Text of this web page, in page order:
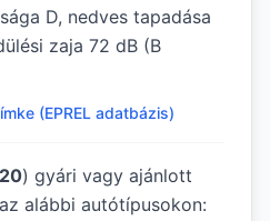
D, nedves tapadása
zaja 72 dB (B
(EPREL adatbázis)
) gyári vagy ajánlott
alábbi autótípusokon: